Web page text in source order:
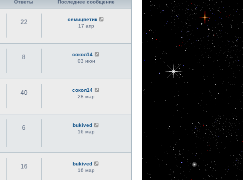
Ответы Последнее сообщение
22
семицветик
17 апр
8
сокол14
03 июн
40
сокол14
28 мар
6
bukived
16 мар
16
bukived
16 мар